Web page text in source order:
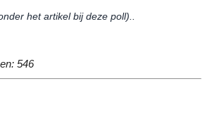
het artikel bij deze poll)..
546